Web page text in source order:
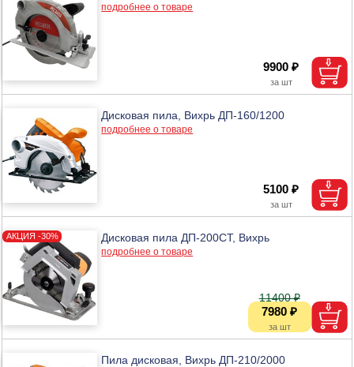
подробнее о товаре
9900 ₽
Дисковая пила, Вихрь ДП-160/1200
подробнее о товаре
5100 ₽
Дисковая пила ДП-200СТ, Вихрь
подробнее о товаре
7980 ₽
11400 ₽
Пила дисковая, Вихрь ДП-210/2000